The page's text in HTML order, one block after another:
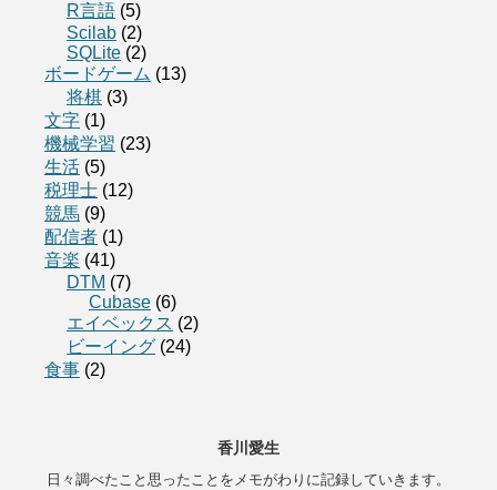
R言語 (5)
Scilab (2)
SQLite (2)
ボードゲーム (13)
将棋 (3)
文字 (1)
機械学習 (23)
生活 (5)
税理士 (12)
競馬 (9)
配信者 (1)
音楽 (41)
DTM (7)
Cubase (6)
エイベックス (2)
ビーイング (24)
食事 (2)
香川愛生
日々調べたこと思ったことをメモがわりに記録していきます。